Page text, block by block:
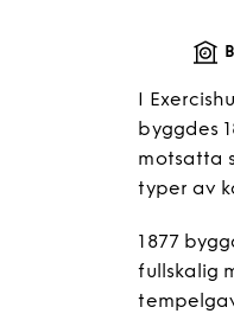
I
byggdes
motsatta
typer av
1877
fullskalig